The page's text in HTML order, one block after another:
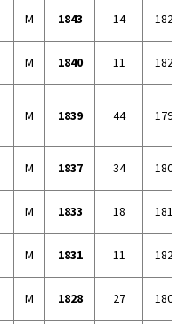
M 1843 14
M 1840 11
M 1839 44
M 1837 34
M 1833 18
M 1831 11
M 1828 27